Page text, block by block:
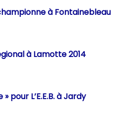
à Fontainebleau
à Lamotte 2014
pour L’E.E.B. à Jardy